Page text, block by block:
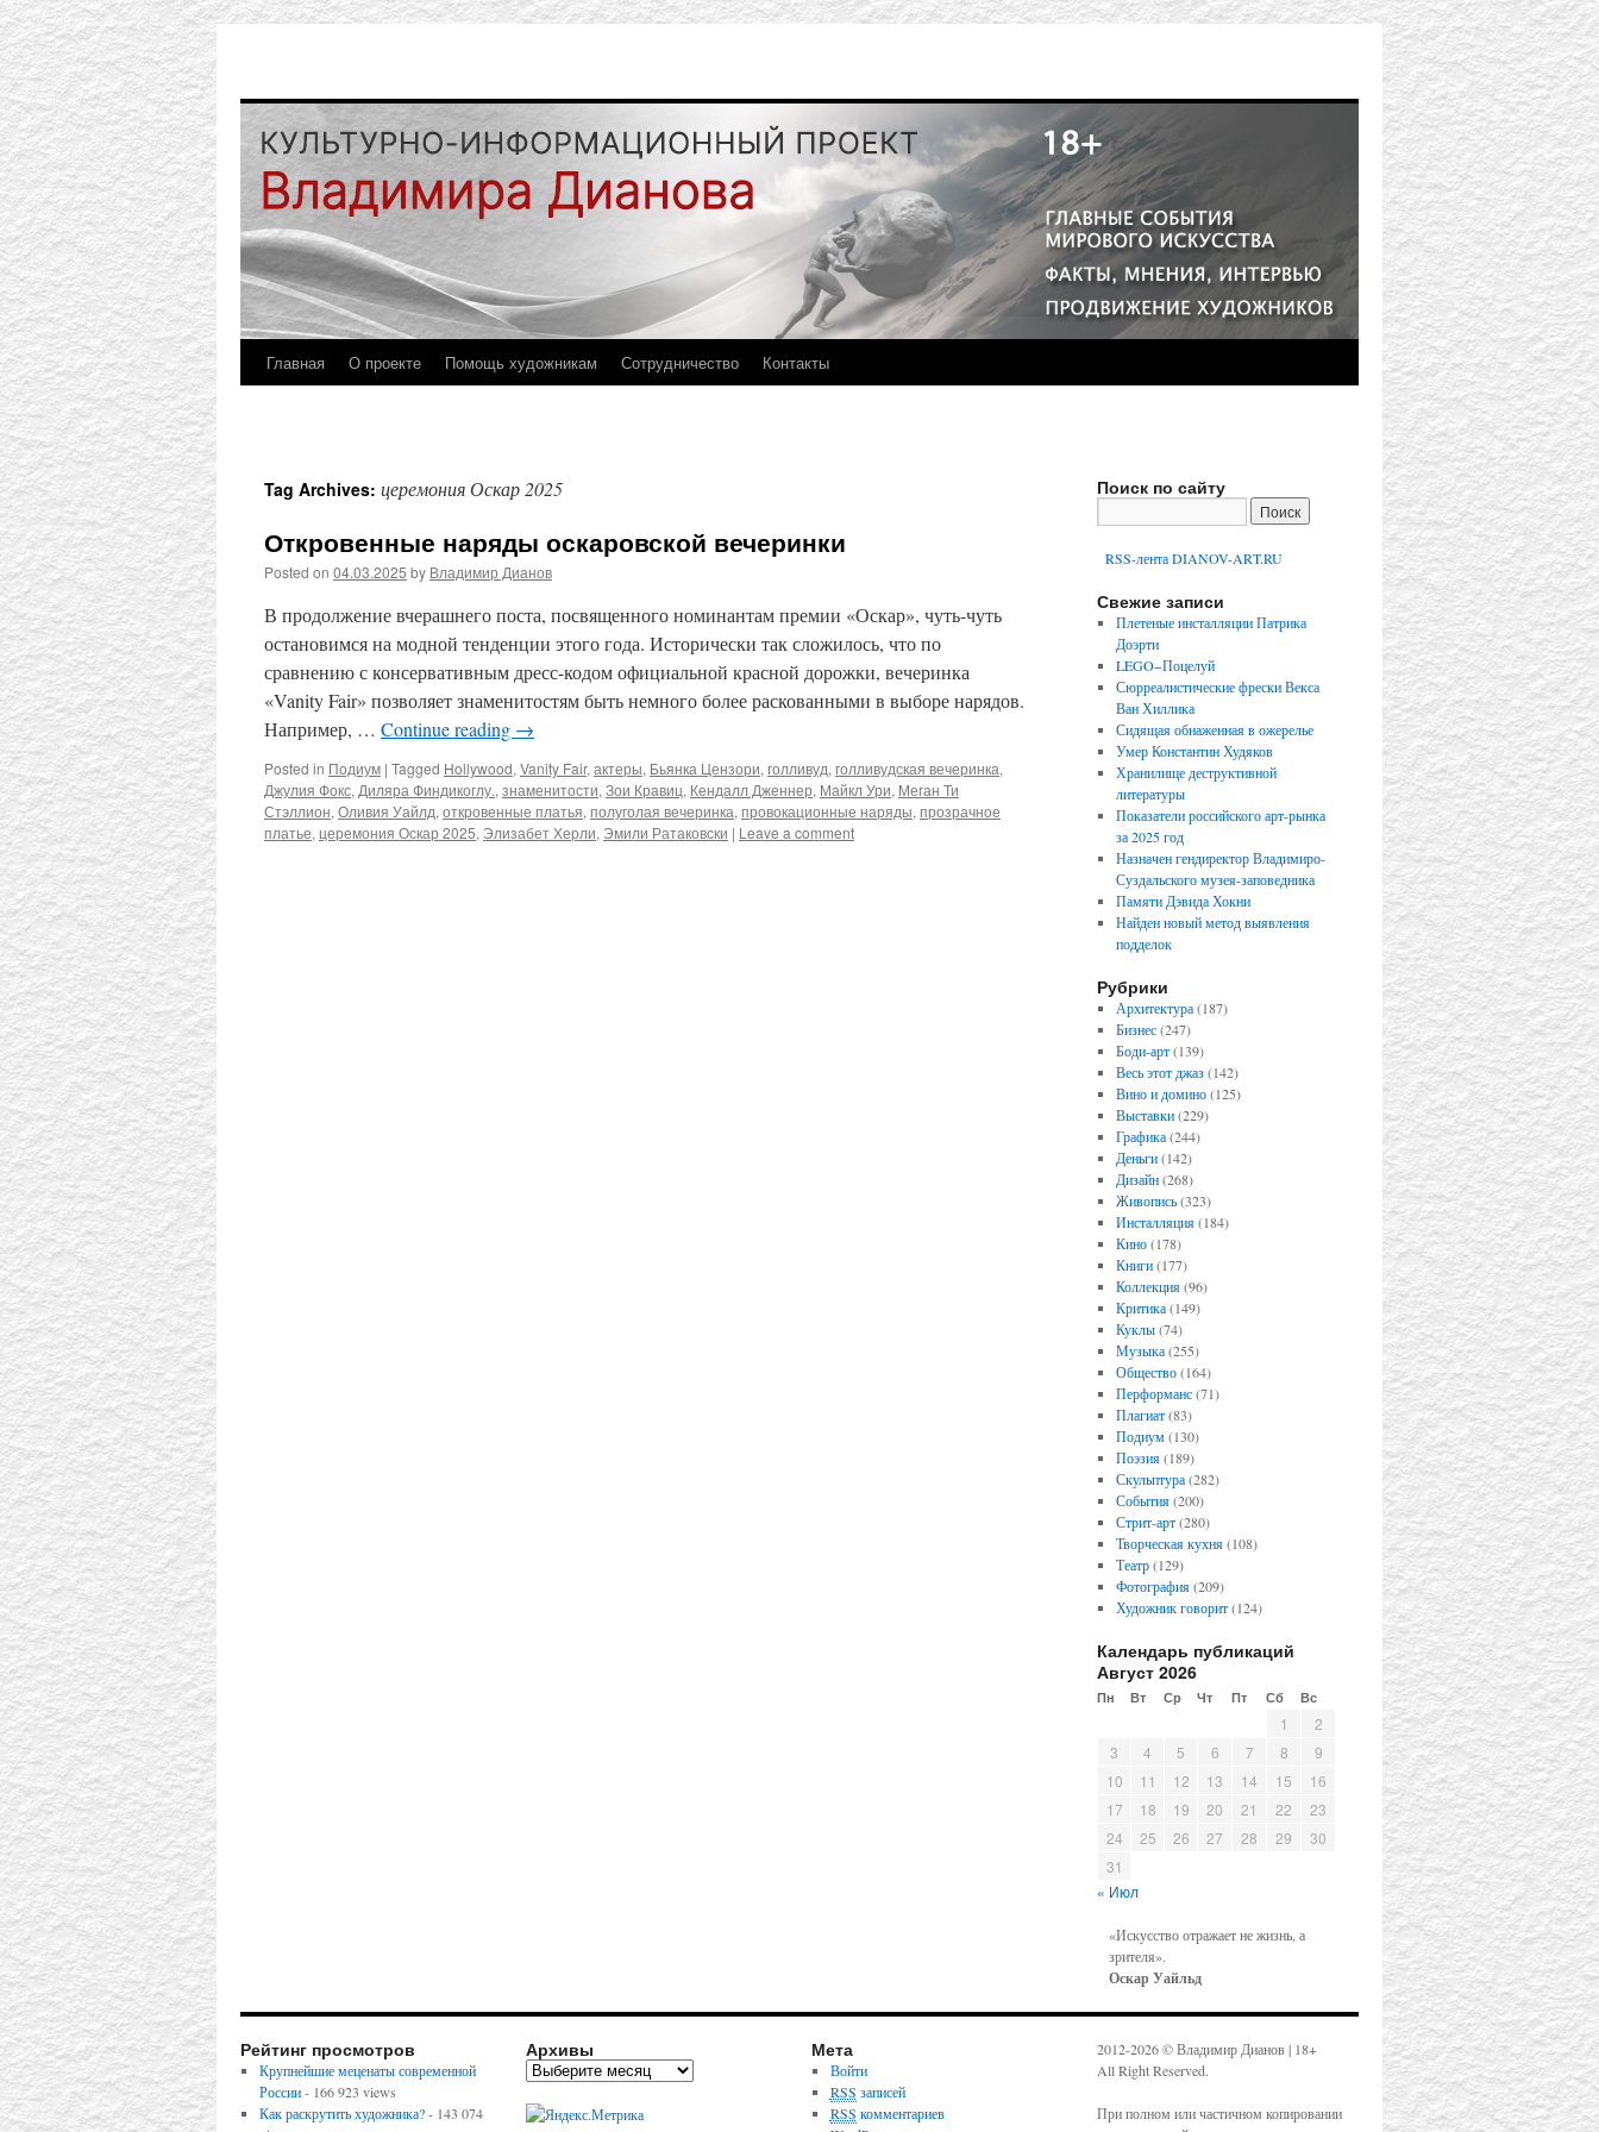
Главная О проекте Помощь художникам Сотрудничество Контакты
Tag Archives: церемония Оскар 2025
Откровенные наряды оскаровской вечеринки
Posted on 04.03.2025 by Владимир Дианов
В продолжение вчерашнего поста, посвященного номинантам премии «Оскар», чуть-чуть
остановимся на модной тенденции этого года. Исторически так сложилось, что по
сравнению с консервативным дресс-кодом официальной красной дорожки, вечеринка
«Vanity Fair» позволяет знаменитостям быть немного более раскованными в выборе нарядов.
Например, … Continue reading →
Posted in Подиум | Tagged Hollywood, Vanity Fair, актеры, Бьянка Цензори, голливуд, голливудская вечеринка,
Джулия Фокс, Диляра Финдикоглу., знаменитости, Зои Кравиц, Кендалл Дженнер, Майкл Ури, Меган Ти
Стэллион, Оливия Уайлд, откровенные платья, полуголая вечеринка, провокационные наряды, прозрачное
платье, церемония Оскар 2025, Элизабет Херли, Эмили Ратаковски | Leave a comment
Поиск по сайту
RSS-лента DIANOV-ART.RU
Свежие записи
Плетеные инсталляции Патрика
Доэрти
LEGO−Поцелуй
Сюрреалистические фрески Векса
Ван Хиллика
Сидящая обнаженная в ожерелье
Умер Константин Худяков
Хранилище деструктивной
литературы
Показатели российского арт-рынка
за 2025 год
Назначен гендиректор Владимиро-
Суздальского музея-заповедника
Памяти Дэвида Хокни
Найден новый метод выявления
подделок
Рубрики
Архитектура(187)
Бизнес(247)
Боди-арт(139)
Весь этот джаз(142)
Вино и домино(125)
Выставки(229)
Графика(244)
Деньги(142)
Дизайн(268)
Живопись(323)
Инсталляция(184)
Кино(178)
Книги(177)
Коллекция(96)
Критика(149)
Куклы(74)
Музыка(255)
Общество(164)
Перформанс(71)
Плагиат(83)
Подиум(130)
Поэзия(189)
Скульптура(282)
События(200)
Стрит-арт(280)
Творческая кухня(108)
Театр(129)
Фотография(209)
Художник говорит(124)
Календарь публикаций
Август 2026
Пн Вт Ср Чт Пт Сб Вс
« Июл
1
2
3
4 5 6 7 8
9
10
11 12 13 14 15
16
17
18 19 20 21 22
23
24
25 26 27 28 29
30
31
«Искусство отражает не жизнь, а
зрителя».
Оскар Уайльд
Рейтинг просмотров
Крупнейшие меценаты современной
России- 166 923 views
Как раскрутить художника?- 143 074
Архивы Мета
Войти
RSS записей
RSS комментариев
2012-2026 © Владимир Дианов | 18+
All Right Reserved.
При полном или частичном копировании